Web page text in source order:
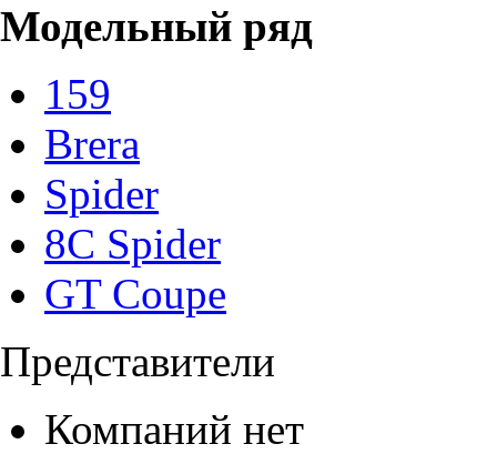
Модельный ряд
159
Brera
Spider
8C Spider
GT Coupe
Представители
Компаний нет